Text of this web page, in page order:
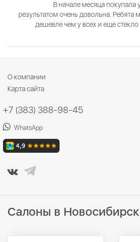
В начале месяца покупала
результатом очень довольна. Ребята
дешевле чем у всех и еще
О компании
Карта сайта
+7 (383) 388-98-45
WhatsApp
Салоны в